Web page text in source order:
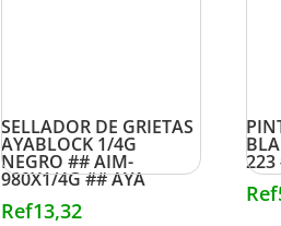
SELLADOR DE GRIETAS
AYABLOCK 1/4G
NEGRO ## AIM-
980X1/4G ## AYA
Ref13,32
223
Ref